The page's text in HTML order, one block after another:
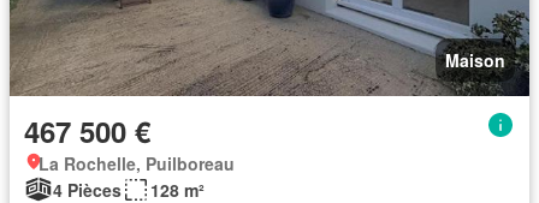
Maison
467 500 €
La Rochelle, Puilboreau
4 Pièces
128 m²